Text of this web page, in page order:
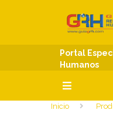
Portal
Humanos
Inicio